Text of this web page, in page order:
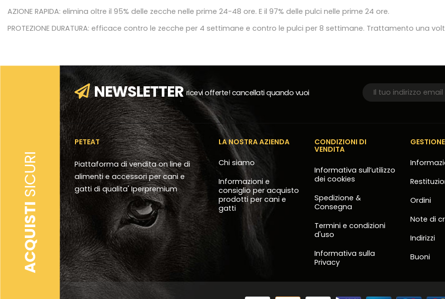
AZIONE RAPIDA: elimina oltre il 95% delle zecche nelle prime 24-48 ore. E il 97% delle pulci nelle prime 24 ore.
PROTEZIONE DURATURA: efficace contro le zecche per 4 settimane e contro le pulci per 8 settimane. Trattamento una
ACQUISTI
SICURI
NEWSLETTER ricevi offerte! cancellati quando vuoi
PETEAT
Piattaforma di vendita on line di
alimenti e accessori per cani e
gatti di qualita' Iperpremium
LA NOSTRA AZIENDA
Chi siamo
Informazioni e
consiglio per acquisto
prodotti per cani e
gatti
CONDIZIONI DI
VENDITA
Informativa sull’utilizzo
dei cookies
Spedizione &
Consegna
Termini e condizioni
d'uso
Informativa sulla
Privacy
Ordini
Note di
Indirizzi
Buoni